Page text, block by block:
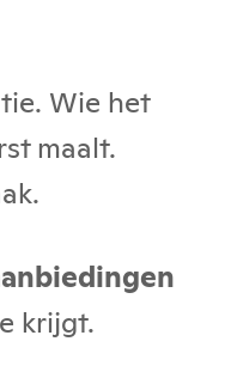
Wie het
maalt.
krijgt.